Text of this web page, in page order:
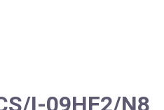
I-09HF2/N8